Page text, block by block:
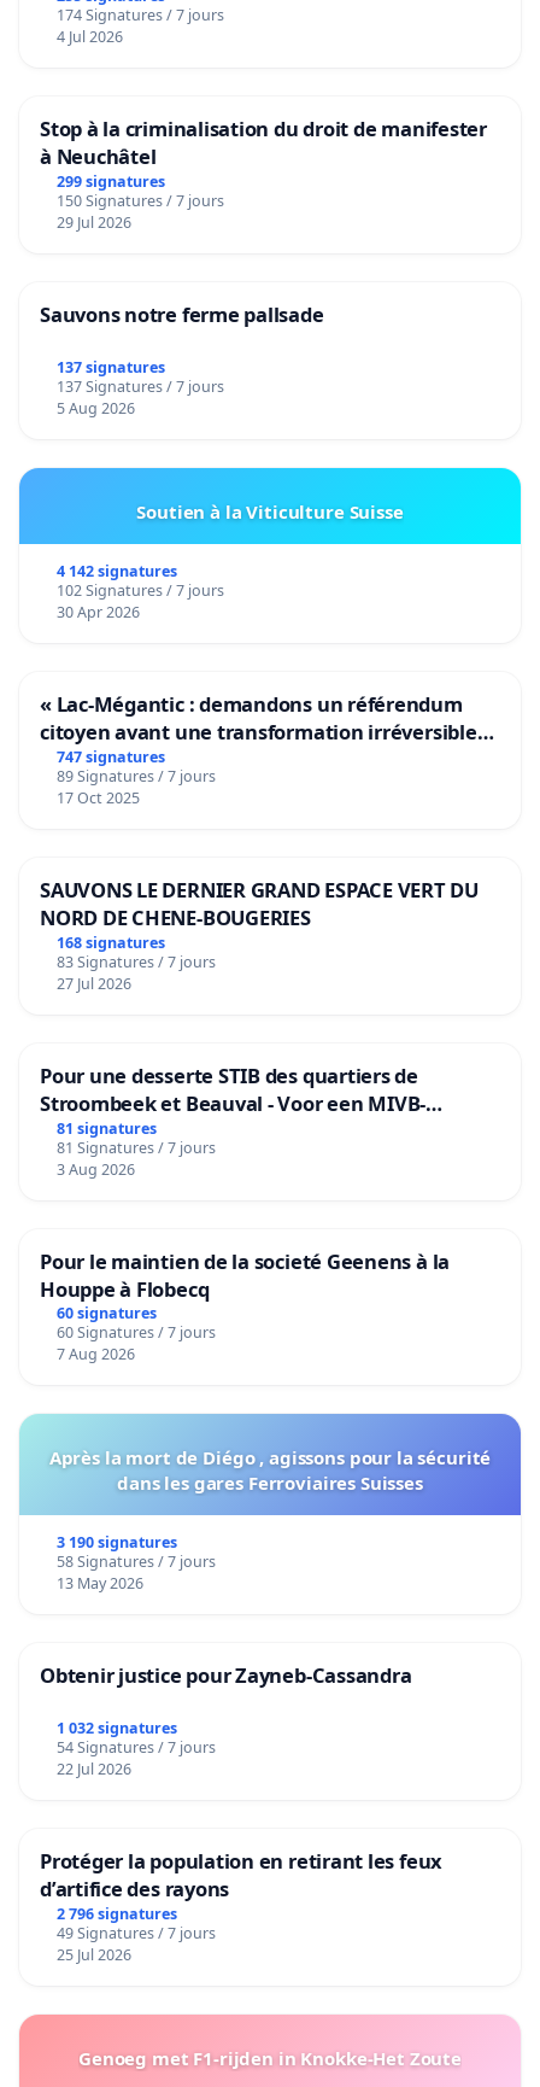
174 Signatures / 7 jours
4 Jul 2026
Stop à la criminalisation du droit de manifester
à Neuchâtel
299 signatures
150 Signatures / 7 jours
29 Jul 2026
Sauvons notre ferme pallsade
137 signatures
137 Signatures / 7 jours
5 Aug 2026
Soutien à la Viticulture Suisse
4 142 signatures
102 Signatures / 7 jours
30 Apr 2026
« Lac-Mégantic : demandons un référendum
citoyen avant une transformation irréversible
de notre territoire »
747 signatures
89 Signatures / 7 jours
17 Oct 2025
SAUVONS LE DERNIER GRAND ESPACE VERT DU
NORD DE CHENE-BOUGERIES
168 signatures
83 Signatures / 7 jours
27 Jul 2026
Pour une desserte STIB des quartiers de
Stroombeek et Beauval - Voor een MIVB-
bediening van de wijken Strombeek en Het
Voor
81 signatures
81 Signatures / 7 jours
3 Aug 2026
Pour le maintien de la societé Geenens à la
Houppe à Flobecq
60 signatures
60 Signatures / 7 jours
7 Aug 2026
Après la mort de Diégo , agissons pour la sécurité
dans les gares Ferroviaires Suisses
3 190 signatures
58 Signatures / 7 jours
13 May 2026
Obtenir justice pour Zayneb-Cassandra
1 032 signatures
54 Signatures / 7 jours
22 Jul 2026
Protéger la population en retirant les feux
d’artifice des rayons
2 796 signatures
49 Signatures / 7 jours
25 Jul 2026
Genoeg met F1-rijden in Knokke-Het Zoute